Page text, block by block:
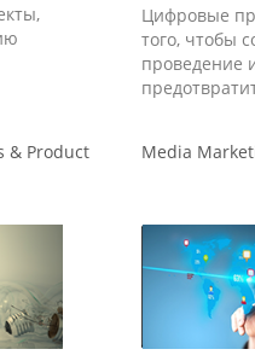
Цифровые
того, чтобы
проведение
& Product
Media